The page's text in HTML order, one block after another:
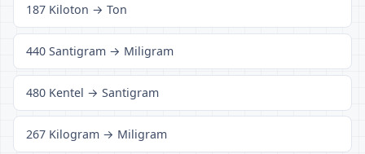
187 Kiloton → Ton
440 Santigram → Miligram
480 Kentel → Santigram
267 Kilogram → Miligram